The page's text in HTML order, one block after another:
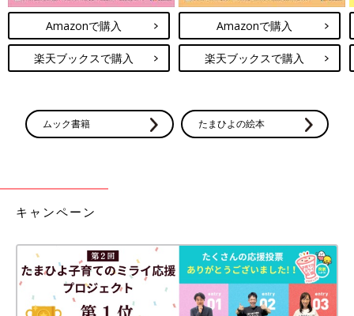
Amazonで購入
楽天ブックスで購入
Amazonで購入
楽天ブックスで購入
ムック書籍 たまひよの絵本
キャンペーン